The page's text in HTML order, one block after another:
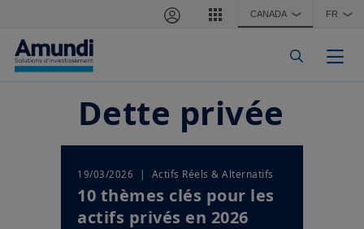
Aller au contenu principal CANADA ❯ FR ❯
Dette privée
19/03/2026 | Actifs Réels & Alternatifs
10 thèmes clés pour les
actifs privés en 2026